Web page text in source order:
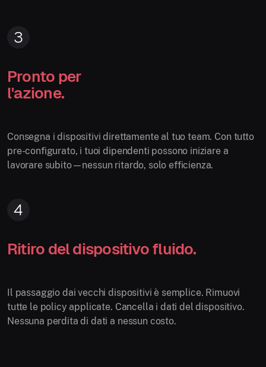
3
Pronto per
l'azione.
Consegna i dispositivi direttamente al tuo team. Con tutto
pre-configurato, i tuoi dipendenti possono iniziare a
lavorare subito—nessun ritardo, solo efficienza.
4
Ritiro del dispositivo fluido.
Il passaggio dai vecchi dispositivi è semplice. Rimuovi
tutte le policy applicate. Cancella i dati del dispositivo.
Nessuna perdita di dati a nessun costo.